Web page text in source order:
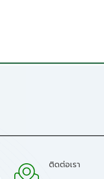
ติดต่อเรา